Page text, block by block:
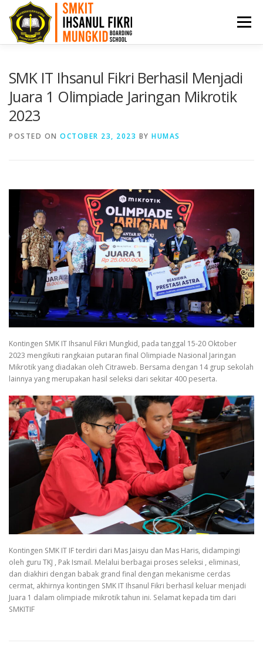
Menu
PRESTASI
SMK IT Ihsanul Fikri Berhasil Menjadi
Juara 1 Olimpiade Jaringan Mikrotik
2023
POSTED ON OCTOBER 23, 2023 BY HUMAS
Kontingen SMK IT Ihsanul Fikri Mungkid, pada tanggal 15-20 Oktober
2023 mengikuti rangkaian putaran final Olimpiade Nasional Jaringan
Mikrotik yang diadakan oleh Citraweb. Bersama dengan 14 grup sekolah
lainnya yang merupakan hasil seleksi dari sekitar 400 peserta.
Kontingen SMK IT IF terdiri dari Mas Jaisyu dan Mas Haris, didampingi
oleh guru TKJ , Pak Ismail. Melalui berbagai proses seleksi , eliminasi,
dan diakhiri dengan babak grand final dengan mekanisme cerdas
cermat, akhirnya kontingen SMK IT Ihsanul Fikri berhasil keluar menjadi
Juara 1 dalam olimpiade mikrotik tahun ini. Selamat kepada tim dari
SMKITIF